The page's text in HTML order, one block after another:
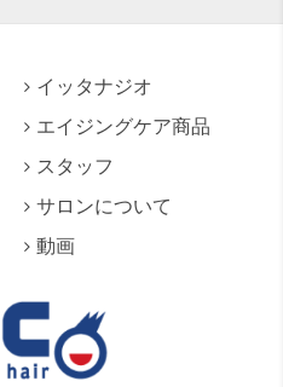
イッタナジオ
エイジングケア商品
スタッフ
サロンについて
動画